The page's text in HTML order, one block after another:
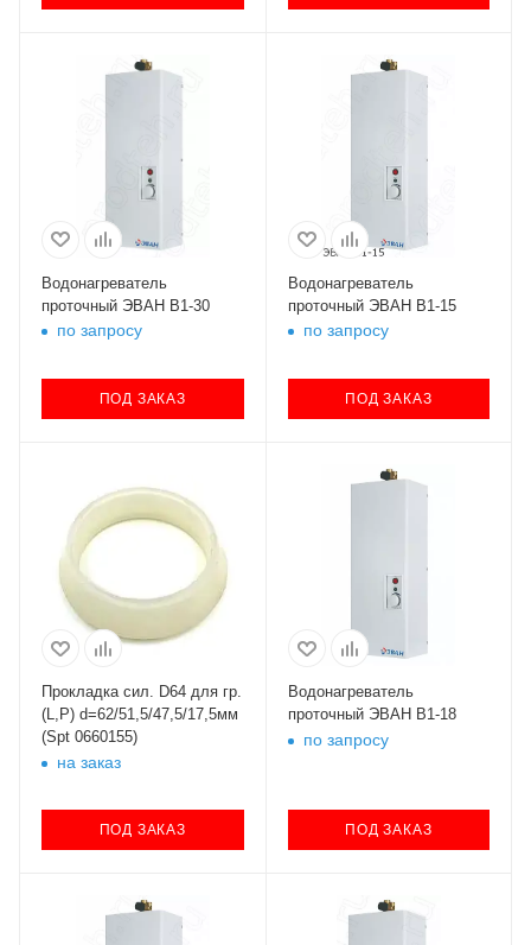
Водонагреватель
проточный ЭВАН В1-30
по запросу
ПОД ЗАКАЗ
Водонагреватель
проточный ЭВАН В1-15
по запросу
ПОД ЗАКАЗ
Прокладка сил. D64 для гр.
(L,P) d=62/51,5/47,5/17,5мм
(Spt 0660155)
на заказ
ПОД ЗАКАЗ
Водонагреватель
проточный ЭВАН В1-18
по запросу
ПОД ЗАКАЗ